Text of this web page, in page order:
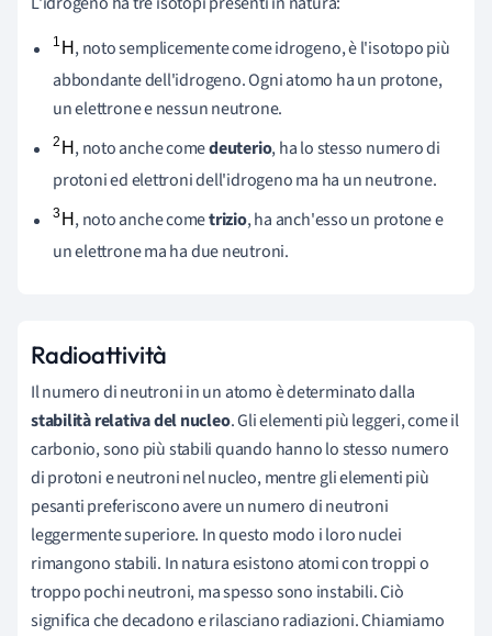
, noto semplicemente come idrogeno, è l'isotopo più
abbondante dell'idrogeno. Ogni atomo ha un protone,
un elettrone e nessun neutrone.
, noto anche comedeuterio, ha lo stesso numero di
protoni ed elettroni dell'idrogeno ma ha un neutrone.
, noto anche cometrizio, ha anch'esso un protone e
un elettrone ma ha due neutroni.
Radioattività
Il numero di neutroni in un atomo è determinato dalla
stabilità relativa del nucleo. Gli elementi più leggeri, come il
carbonio, sono più stabili quando hanno lo stesso numero
di protoni e neutroni nel nucleo, mentre gli elementi più
pesanti preferiscono avere un numero di neutroni
leggermente superiore. In questo modo i loro nuclei
rimangono stabili. In natura esistono atomi con troppi o
troppo pochi neutroni, ma spesso sono instabili. Ciò
significa che decadono e rilasciano radiazioni. Chiamiamo